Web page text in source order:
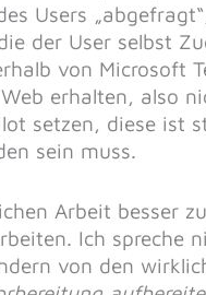
Users
der User selbst
von Microsoft
erhalten, also
setzen, diese ist
sein muss.
Arbeit besser
Ich spreche
von den